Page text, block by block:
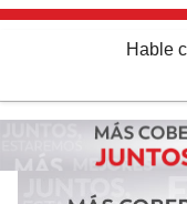
Hable